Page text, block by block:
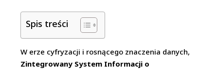
Spis treści
W erze cyfryzacji i rosnącego znaczenia danych,
Zintegrowany System Informacji o